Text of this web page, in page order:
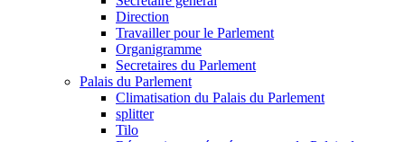
Direction
Travailler pour le Parlement
Organigramme
Secretaires du Parlement
Palais du Parlement
Climatisation du Palais du Parlement
splitter
Tilo